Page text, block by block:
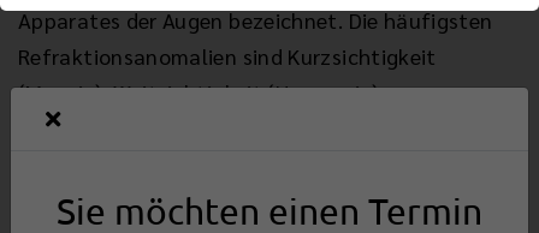
Apparates der Augen bezeichnet. Die häufigsten
Refraktionsanomalien sind Kurzsichtigkeit
(Myopie), Weitsichtigkeit (Hyperopie),
Hornhautkrümmung (Astigmatismus) und
Sie möchten einen Termin